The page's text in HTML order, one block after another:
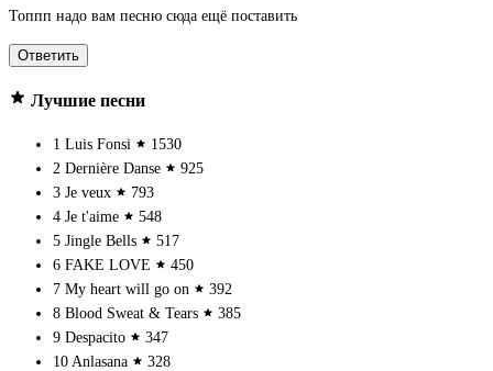
Топпп надо вам песню сюда ещё поставить
Ответить
Лучшие песни
1 Luis Fonsi
1530
2 Dernière Danse
925
3 Je veux
793
4 Je t'aime
548
5 Jingle Bells
517
6 FAKE LOVE
450
7 My heart will go on
392
8 Blood Sweat & Tears
385
9 Despacito
347
10 Anlasana 328